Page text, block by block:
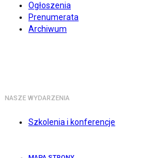
Ogłoszenia
Prenumerata
Archiwum
NASZE WYDARZENIA
Szkolenia i konferencje